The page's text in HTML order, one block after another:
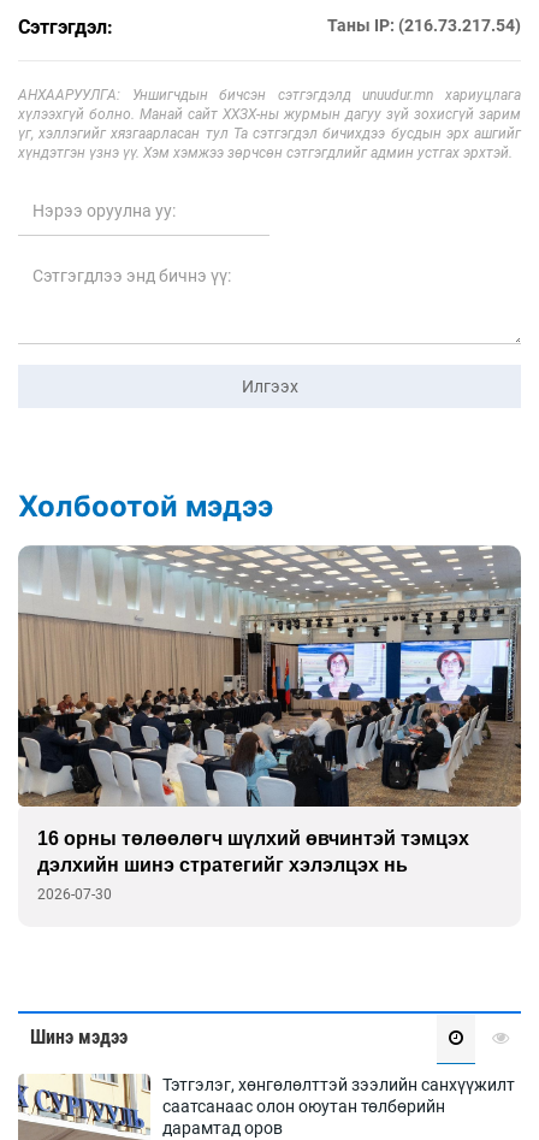
Сэтгэгдэл: Таны IP: (216.73.217.54)
АНХААРУУЛГА: Уншигчдын бичсэн сэтгэгдэлд unuudur.mn хариуцлага
хүлээхгүй болно. Манай сайт ХХЗХ-ны журмын дагуу зүй зохисгүй зарим
үг, хэллэгийг хязгаарласан тул Та сэтгэгдэл бичихдээ бусдын эрх ашгийг
хүндэтгэн үзнэ үү. Хэм хэмжээ зөрчсөн сэтгэгдлийг админ устгах эрхтэй.
Илгээх
Холбоотой мэдээ
16 орны төлөөлөгч шүлхий өвчинтэй тэмцэх
дэлхийн шинэ стратегийг хэлэлцэх нь
2026-07-30
Шинэ мэдээ
Тэтгэлэг, хөнгөлөлттэй зээлийн санхүүжилт
саатсанаас олон оюутан төлбөрийн
дарамтад оров